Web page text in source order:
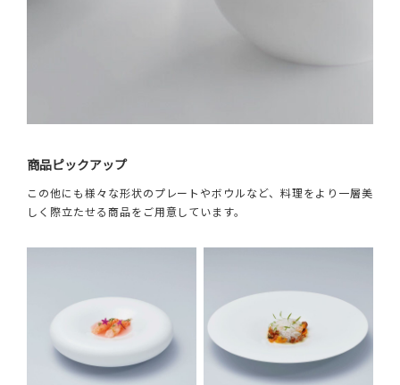
商品ピックアップ
この他にも様々な形状のプレートやボウルなど、料理をより一層美
しく際立たせる商品をご用意しています。